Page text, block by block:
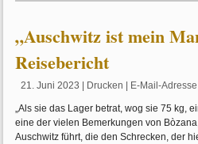
„Auschwitz ist mein
Reisebericht
21. Juni 2023 Drucken E-Mail-Adresse
„Als sie das Lager betrat, wog sie 75 kg,
eine der vielen Bemerkungen von
Auschwitz führt, die den Schrecken, der